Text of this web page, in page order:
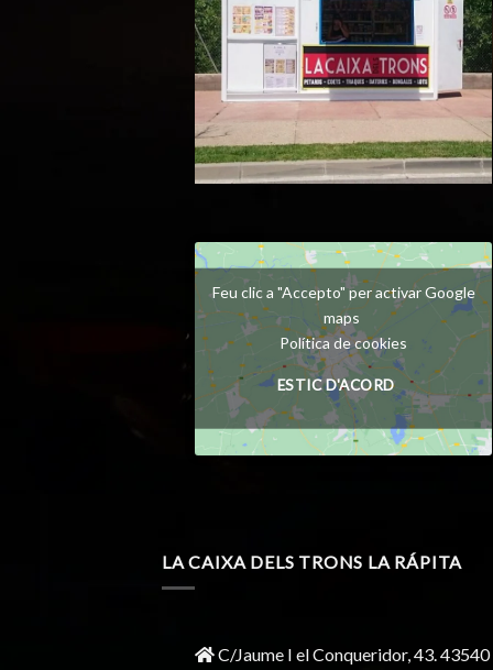
Feu clic a "Accepto" per activar Google
maps
Política de cookies
ESTIC D'ACORD
LA CAIXA DELS TRONS LA RÁPITA
C/Jaume I el Conqueridor, 43.43540